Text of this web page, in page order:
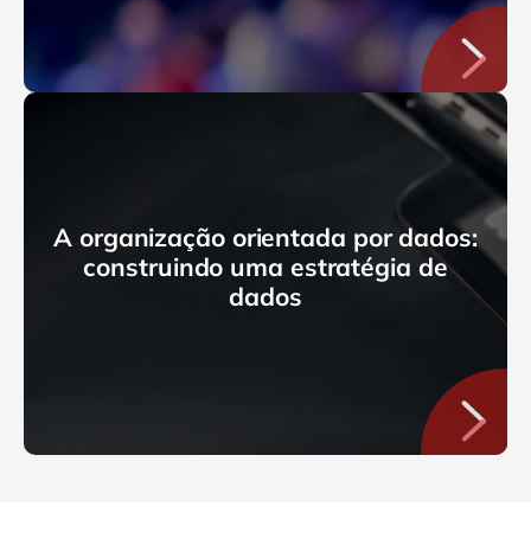
A organização orientada por dados:
construindo uma estratégia de
dados